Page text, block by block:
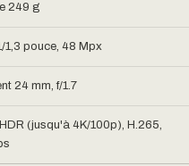
249 g
1,3 pouce, 48 Mpx
24 mm, f/1.7
(jusqu'à 4K/100p), H.265,